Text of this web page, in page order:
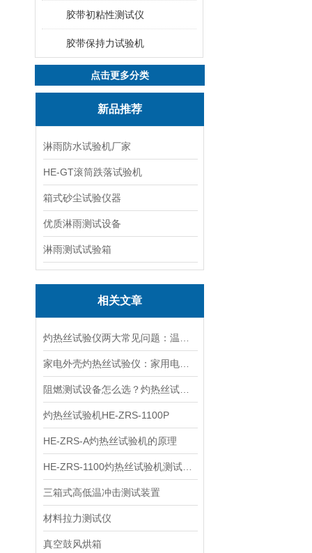
胶带初粘性测试仪
胶带保持力试验机
点击更多分类
新品推荐
淋雨防水试验机厂家
HE-GT滚筒跌落试验机
箱式砂尘试验仪器
优质淋雨测试设备
淋雨测试试验箱
相关文章
灼热丝试验机HE-ZRS-1100P
HE-ZRS-A灼热丝试验机的原理
三箱式高低温冲击测试装置
材料拉力测试仪
真空鼓风烘箱